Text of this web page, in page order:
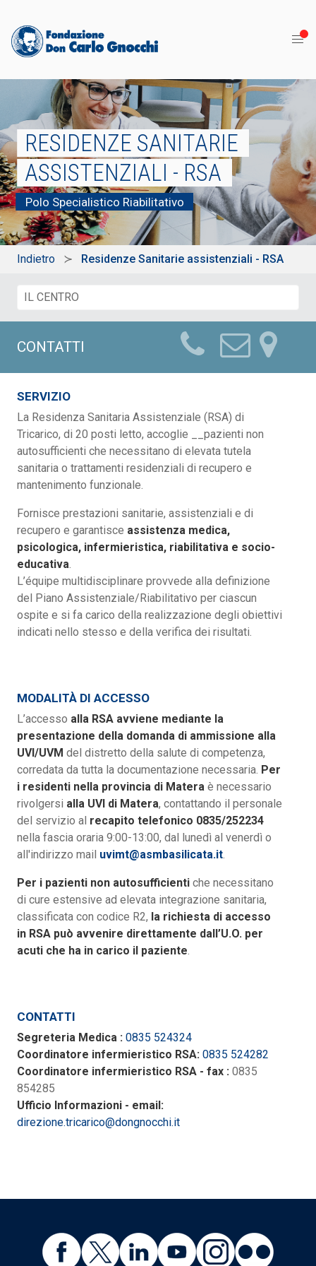
RESIDENZE SANITARIE
ASSISTENZIALI - RSA
Polo Specialistico Riabilitativo
Indietro Residenze Sanitarie assistenziali - RSA
CONTATTI
SERVIZIO
La Residenza Sanitaria Assistenziale (RSA) di
Tricarico, di 20 posti letto, accoglie __pazienti non
autosufficienti che necessitano di elevata tutela
sanitaria o trattamenti residenziali di recupero e
mantenimento funzionale.
Fornisce prestazioni sanitarie, assistenziali e di
recupero e garantisce assistenza medica,
psicologica, infermieristica, riabilitativa e socio-
educativa
L’équipe multidisciplinare provvede alla definizione
del Piano Assistenziale/Riabilitativo per ciascun
ospite e si fa carico della realizzazione degli obiettivi
indicati nello stesso e della verifica dei risultati.
MODALITÀ DI ACCESSO
L’accesso alla RSA avviene mediante la
presentazione della domanda di ammissione alla
UVI/UVM del distretto della salute di competenza,
corredata da tutta la documentazione necessaria. Per
i residenti nella provincia di Matera è necessario
rivolgersi alla UVI di Matera, contattando il personale
del servizio al recapito telefonico 0835/252234
nella fascia oraria 9:00-13:00, dal lunedì al venerdì o
all'indirizzo mail uvimt@asmbasilicata.it
Per i pazienti non autosufficienti che necessitano
di cure estensive ad elevata integrazione sanitaria,
classificata con codice R2, la richiesta di accesso
in RSA può avvenire direttamente dall’U.O. per
acuti che ha in carico il paziente
CONTATTI
Segreteria Medica : 0835 524324
Coordinatore infermieristico RSA: 0835 524282
Coordinatore infermieristico RSA - fax : 0835
854285
Ufficio Informazioni - email:
direzione.tricarico@dongnocchi.it